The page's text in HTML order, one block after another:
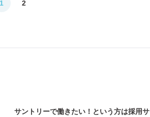
1 2
サントリーで働きたい！ という方は採用